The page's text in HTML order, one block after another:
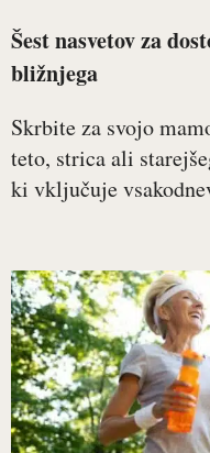
Šest nasvetov za
bližnjega
Skrbite za svojo
teto, strica ali
ki vključuje